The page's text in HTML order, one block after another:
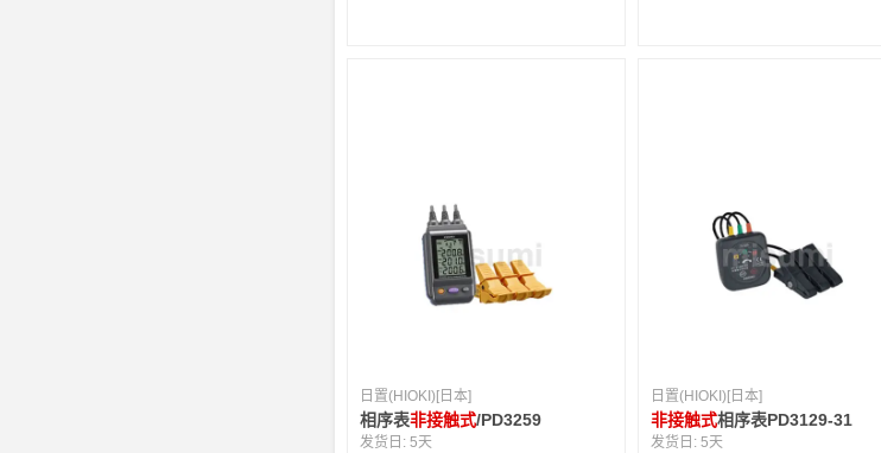
日置(HIOKI)[日本]
相序表非接触式/PD3259
发货日:5天
日置(HIOKI)[日本]
非接触式相序表PD3129-31
发货日:5天